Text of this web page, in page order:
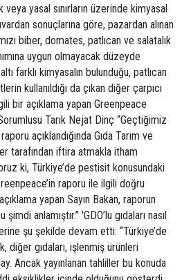
yasal sınırların üzerinde kimyasal
sonuçlarına göre, pazardan alınan
biber, domates, patlıcan ve salatalık
uygun olmayacak düzeyde
farklı kimyasalın bulunduğu, patlıcan
kullanıldığı da çıkan diğer çarpıcı
bir açıklama yapan Greenpeace
Tarık Nejat Dinç “Geçtiğimiz
açıklandığında Gıda Tarım ve
tarafından iftira atmakla itham
ki, Türkiye’de pestisit konusundaki
raporu ile ilgili doğru
yapan Sayın Bakan, raporun
anlamıştır.” 'GDO’lu gıdaları nasıl
şu şekilde devam etti: “Türkiye’de
gıdaları, işlenmiş ürünleri
Ancak yayınlanan tahliller bu konuda